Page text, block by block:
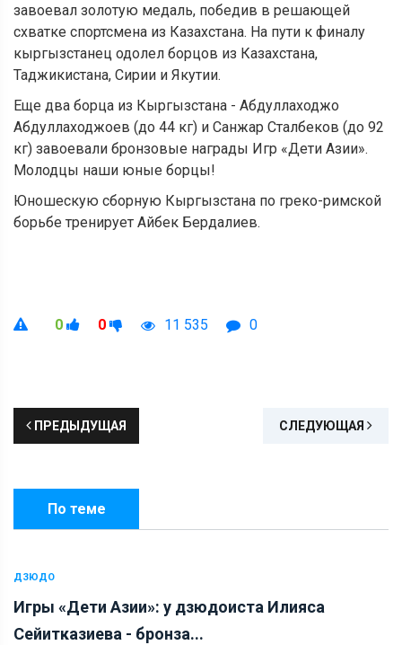
завоевал золотую медаль, победив в решающей
схватке спортсмена из Казахстана. На пути к финалу
кыргызстанец одолел борцов из Казахстана,
Таджикистана, Сирии и Якутии.
Еще два борца из Кыргызстана - Абдуллаходжо
Абдуллаходжоев (до 44 кг) и Санжар Сталбеков (до 92
кг) завоевали бронзовые награды Игр «Дети Азии».
Молодцы наши юные борцы!
Юношескую сборную Кыргызстана по греко-римской
борьбе тренирует Айбек Бердалиев.
0 0 11 535 0
ПРЕДЫДУЩАЯ СЛЕДУЮЩАЯ
По теме
ДЗЮДО
Игры «Дети Азии»: у дзюдоиста Илияса
Сейитказиева - бронза...